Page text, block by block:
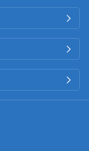


